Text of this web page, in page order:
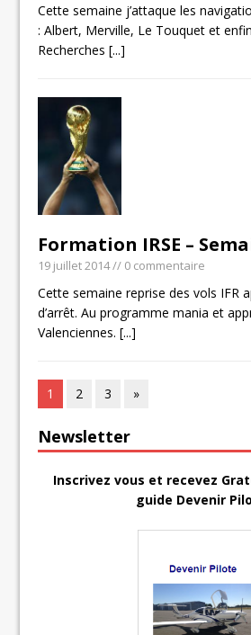
Cette semaine j’attaque les
: Albert, Merville, Le Touquet et
Recherches[...]
Formation IRSE –
19 juillet 2014// 0 commentaire
Cette semaine reprise des vols IFR
d’arrêt. Au programme mania et
Valenciennes.[...]
1 2 3 »
Newsletter
Inscrivez vous et recevez
guide Devenir